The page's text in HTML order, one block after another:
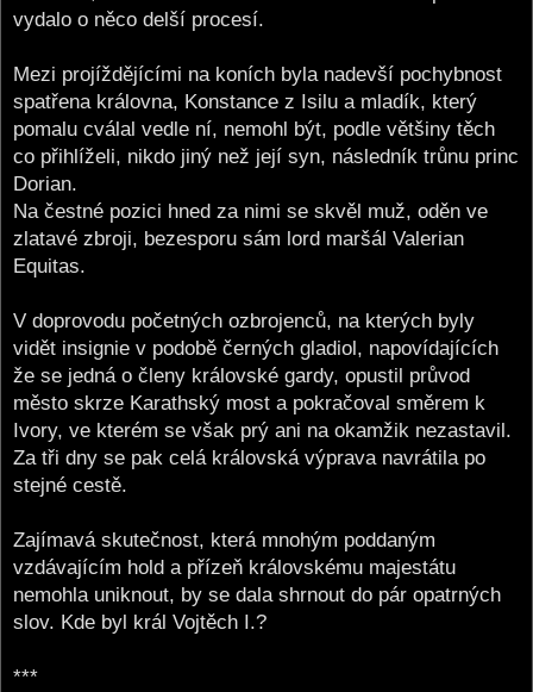
vydalo o něco delší procesí.
Mezi projíždějícími na koních byla nadevší pochybnost
spatřena královna, Konstance z Isilu a mladík, který
pomalu cválal vedle ní, nemohl být, podle většiny těch
co přihlíželi, nikdo jiný než její syn, následník trůnu princ
Dorian.
Na čestné pozici hned za nimi se skvěl muž, oděn ve
zlatavé zbroji, bezesporu sám lord maršál Valerian
Equitas.
V doprovodu početných ozbrojenců, na kterých byly
vidět insignie v podobě černých gladiol, napovídajících
že se jedná o členy královské gardy, opustil průvod
město skrze Karathský most a pokračoval směrem k
Ivory, ve kterém se však prý ani na okamžik nezastavil.
Za tři dny se pak celá královská výprava navrátila po
stejné cestě.
Zajímavá skutečnost, která mnohým poddaným
vzdávajícím hold a přízeň královskému majestátu
nemohla uniknout, by se dala shrnout do pár opatrných
slov. Kde byl král Vojtěch I.?
***